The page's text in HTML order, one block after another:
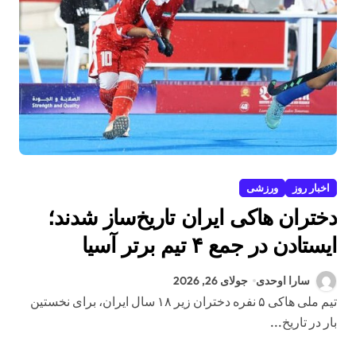
اخبار روز ورزشی
دختران هاکی ایران تاریخ‌ساز شدند؛
ایستادن در جمع ۴ تیم برتر آسیا
سارا اوحدی جولای 26, 2026
تیم ملی هاکی ۵ نفره دختران زیر ۱۸ سال ایران، برای نخستین
بار در تاریخ...